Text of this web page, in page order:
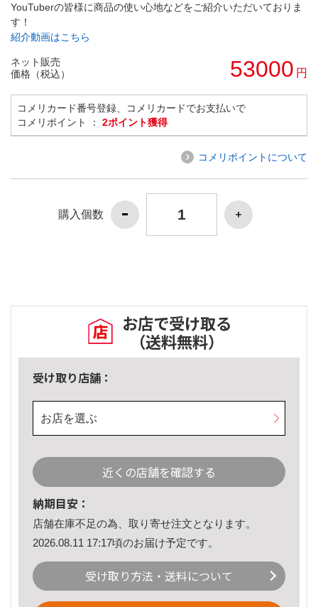
YouTuberの皆様に商品の使い心地などをご紹介いただいておりま
す！
紹介動画はこちら
ネット販売
価格（税込）
53000 円
コメリカード番号登録、コメリカードでお支払いで
コメリポイント ： 2ポイント獲得
コメリポイントについて
購入個数
お店で受け取る
（送料無料）
受け取り店舗：
お店を選ぶ
近くの店舗を確認する
納期目安：
店舗在庫不足の為、取り寄せ注文となります。
2026.08.11 17:17頃のお届け予定です。
受け取り方法・送料について